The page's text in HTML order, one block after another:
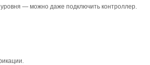
уровня — можно даже подключить контроллер.